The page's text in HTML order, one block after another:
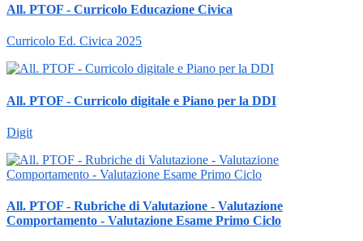
All. PTOF - Curricolo Educazione Civica
Curricolo Ed. Civica 2025
All. PTOF - Curricolo digitale e Piano per la DDI
Digit
All. PTOF - Rubriche di Valutazione - Valutazione
Comportamento - Valutazione Esame Primo Ciclo